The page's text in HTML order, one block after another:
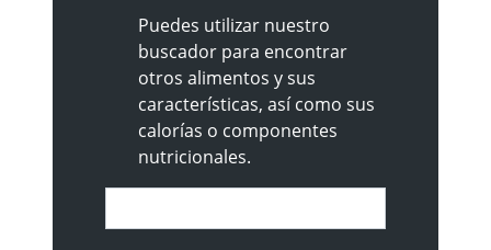
Puedes utilizar nuestro
buscador para encontrar
otros alimentos y sus
características, así como sus
calorías o componentes
nutricionales.